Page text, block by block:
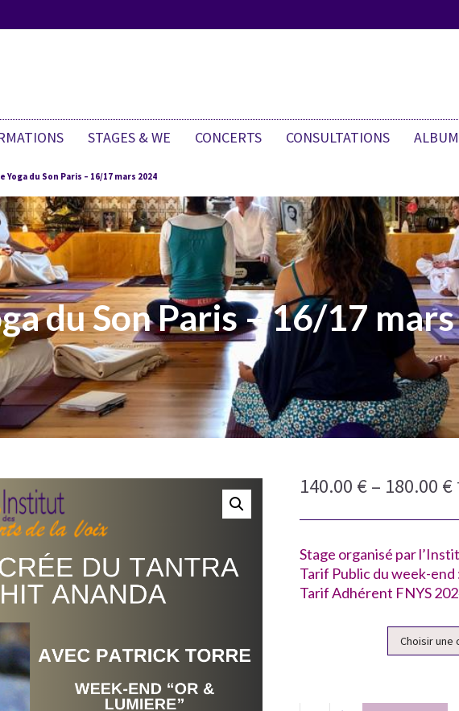
STAGES & WE CONCERTS CONSULTATIONS
Yoga du Son Paris – 16/17 mars 2024
du Son Paris – 16/17
140.00 €– 180.00 €
Stage organisé par
Tarif Public du week-end
Tarif Adhérent FNYS